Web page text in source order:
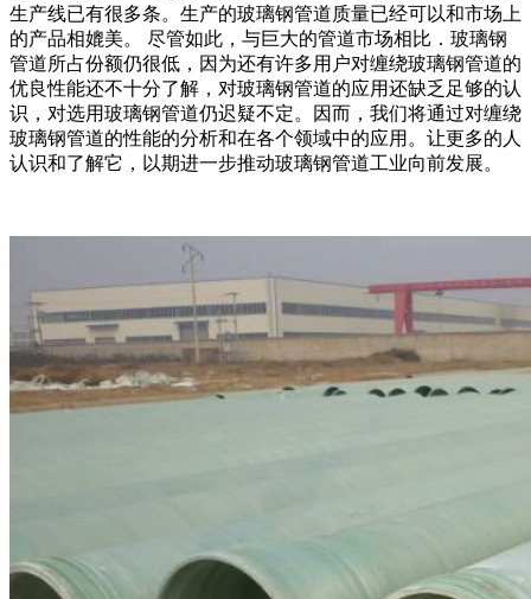
生产线已有很多条。生产的玻璃钢管道质量已经可以和市场上
的产品相媲美。 尽管如此，与巨大的管道市场相比．玻璃钢
管道所占份额仍很低，因为还有许多用户对缠绕玻璃钢管道的
优良性能还不十分了解，对玻璃钢管道的应用还缺乏足够的认
识，对选用玻璃钢管道仍迟疑不定。因而，我们将通过对缠绕
玻璃钢管道的性能的分析和在各个领域中的应用。让更多的人
认识和了解它，以期进一步推动玻璃钢管道工业向前发展。